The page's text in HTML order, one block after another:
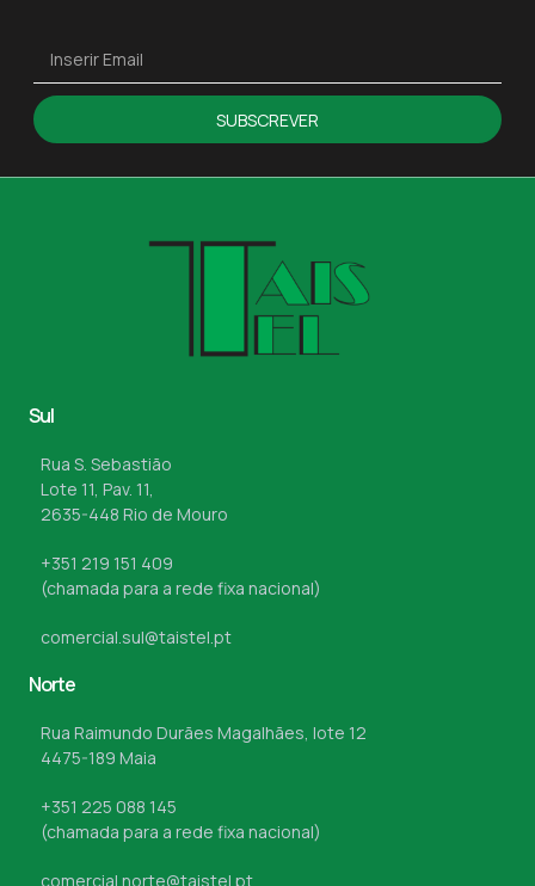
SUBSCREVER
Sul
Rua S. Sebastião
Lote 11, Pav. 11,
2635-448 Rio de Mouro
+351 219 151 409
(chamada para a rede fixa nacional)
comercial.sul@taistel.pt
Norte
Rua Raimundo Durães Magalhães, lote 12
4475-189 Maia
+351 225 088 145
(chamada para a rede fixa nacional)
comercial.norte@taistel.pt